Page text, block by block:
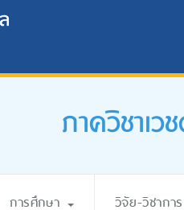
ภาควิชาเ
การศึกษา วิจัย-วิชาการ